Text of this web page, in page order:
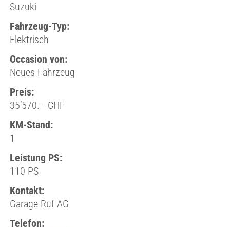
Suzuki
Fahrzeug-Typ:
Elektrisch
Occasion von:
Neues Fahrzeug
Preis:
35’570.– CHF
KM-Stand:
1
Leistung PS:
110 PS
Kontakt:
Garage Ruf AG
Telefon: